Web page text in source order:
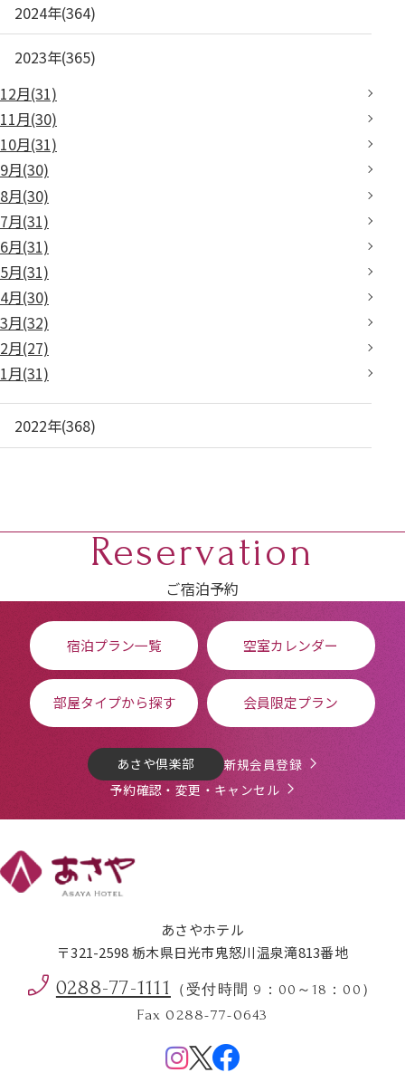
2024年(364)
2023年(365)
12月(31)
11月(30)
10月(31)
9月(30)
8月(30)
7月(31)
6月(31)
5月(31)
4月(30)
3月(32)
2月(27)
1月(31)
2022年(368)
Reservation
ご宿泊予約
宿泊プラン一覧 空室カレンダー
部屋タイプから探す 会員限定プラン
あさや倶楽部
新規会員登録
予約確認・変更・キャンセル
あさやホテル
〒321-2598 栃木県日光市鬼怒川温泉滝813番地
0288-77-1111 （受付時間 9：00～18：00）
Fax 0288-77-0643